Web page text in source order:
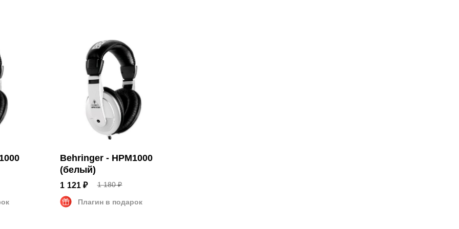
Гц
Behringer - HPM1000
(белый)
1 121 ₽ 1 180 ₽
Плагин в подарок